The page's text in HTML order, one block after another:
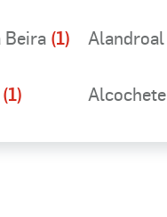
Beira (1) Alandroal
(1) Alcochete